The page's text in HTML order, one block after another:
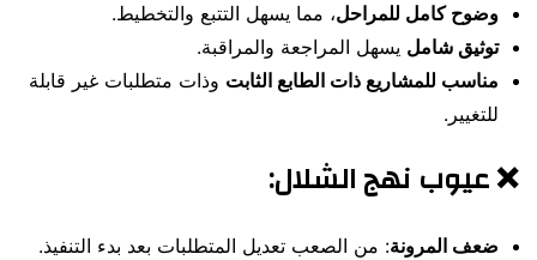
وضوح كامل للمراحل، مما يسهل التتبع والتخطيط.
توثيق شامل يسهل المراجعة والمراقبة.
مناسب للمشاريع ذات الطابع الثابت وذات متطلبات غير قابلة
للتغيير.
❌ عيوب نهج الشلال:
ضعف المرونة: من الصعب تعديل المتطلبات بعد بدء التنفيذ.